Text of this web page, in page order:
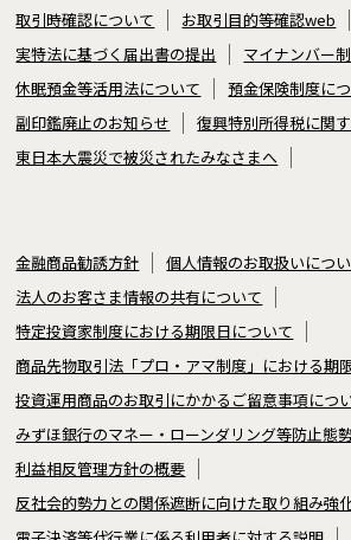
取引時確認について
お取引目的等確認web
実特法に基づく届出書の提出
マイナンバー
休眠預金等活用法について
預金保険制度に
副印鑑廃止のお知らせ
復興特別所得税に関
東日本大震災で被災されたみなさまへ
金融商品勧誘方針
個人情報のお取扱いにつ
法人のお客さま情報の共有について
特定投資家制度における期限日について
商品先物取引法「プロ・アマ制度」における期
投資運用商品のお取引にかかるご留意事項につ
みずほ銀行のマネー・ローンダリング等防止態
利益相反管理方針の概要
反社会的勢力との関係遮断に向けた取り組み強